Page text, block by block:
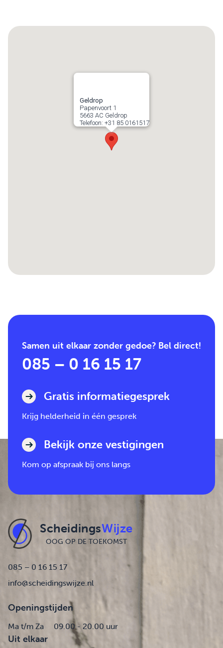
Geldrop
Papenvoort 1
5663 AC Geldrop
Telefoon: +31 85 0161517
Samen uit elkaar zonder gedoe? Bel direct!
085 – 0 16 15 17
Gratis informatiegesprek
Krijg helderheid in één gesprek
Bekijk onze vestigingen
Kom op afspraak bij ons langs
ScheidingsWijze
OOG OP DE TOEKOMST
085 – 0 16 15 17
info@scheidingswijze.nl
Openingstijden
Ma t/m Za 09.00 - 20.00 uur
Uit elkaar